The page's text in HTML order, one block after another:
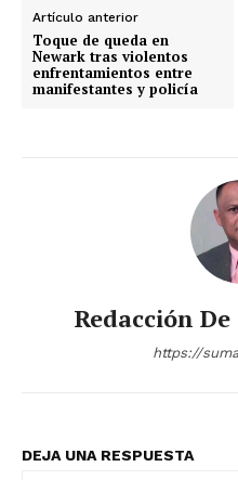
Artículo anterior
Toque de queda en
Newark tras violentos
enfrentamientos entre
manifestantes y policía
Redacción
https://
DEJA UNA RESPUESTA